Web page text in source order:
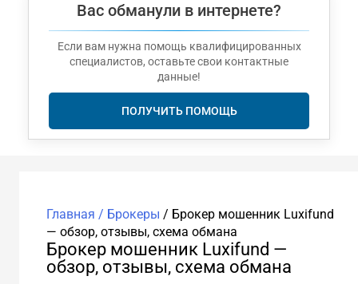
Вас обманули в интернете?
Если вам нужна помощь квалифицированных
специалистов, оставьте свои контактные
данные!
ПОЛУЧИТЬ ПОМОЩЬ
Главная / Брокеры / Брокер мошенник Luxifund
— обзор, отзывы, схема обмана
Брокер мошенник Luxifund —
обзор, отзывы, схема обмана